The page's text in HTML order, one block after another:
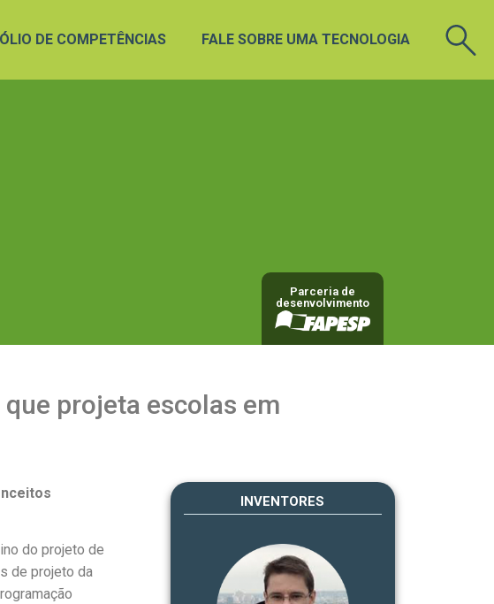
DE COMPETÊNCIAS FALE SOBRE UMA TECNOLOGIA
Parceria de
desenvolvimento
projeta escolas em
do projeto de
de projeto da
INVENTORES